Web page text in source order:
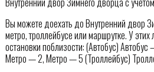
Вы можете доехать до Внутренний двор
метро, троллейбусе или маршрутке. У
остановки поблизости: (Автобус)
Метро — 2, Метро — 5 (Троллейбус)